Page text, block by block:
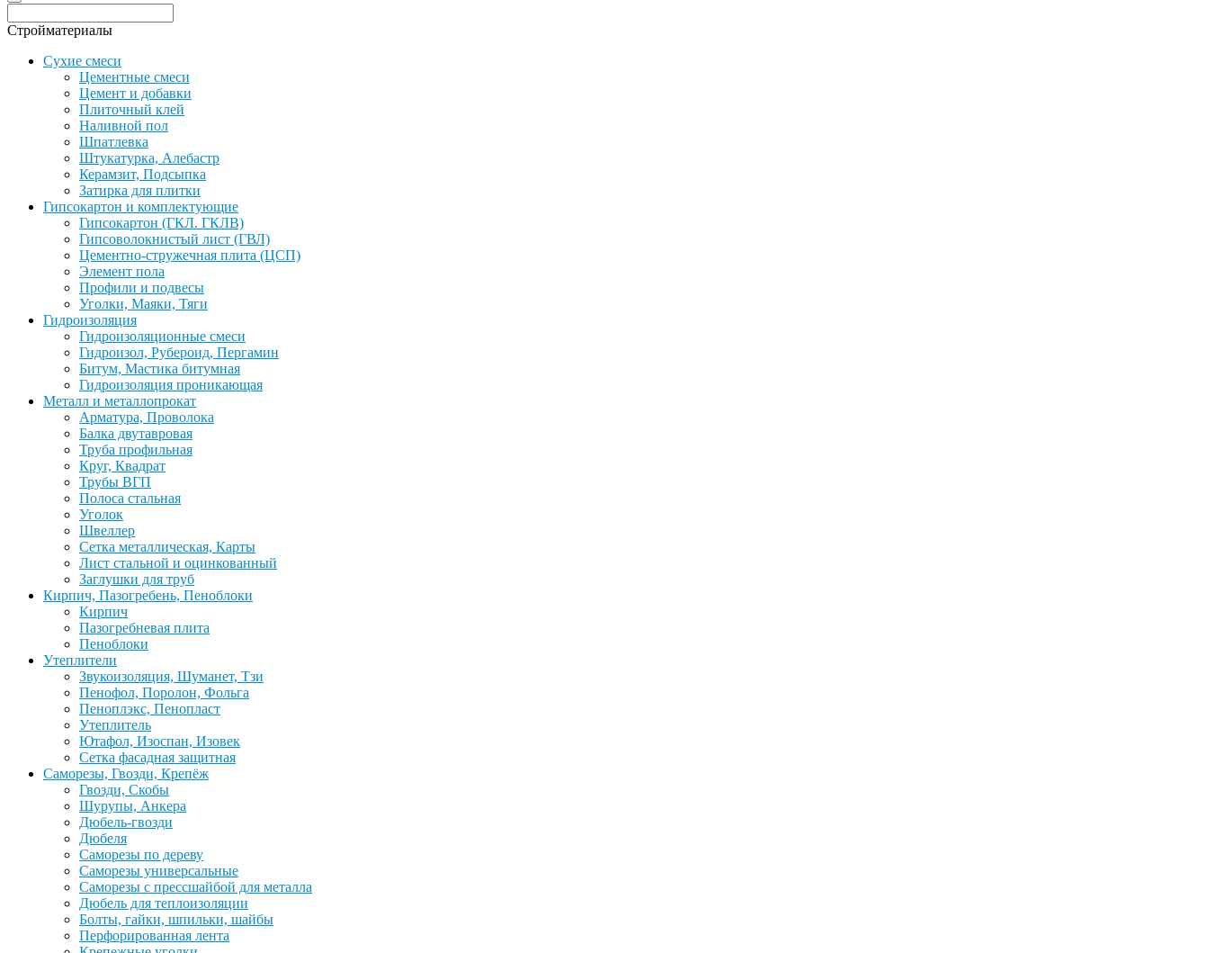
Стройматериалы
Сухие смеси
Цементные смеси
Цемент и добавки
Плиточный клей
Наливной пол
Шпатлевка
Штукатурка, Алебастр
Керамзит, Подсыпка
Затирка для плитки
Гипсокартон и комплектующие
Гипсокартон (ГКЛ. ГКЛВ)
Гипсоволокнистый лист (ГВЛ)
Цементно-стружечная плита (ЦСП)
Элемент пола
Профили и подвесы
Уголки, Маяки, Тяги
Гидроизоляция
Гидроизоляционные смеси
Гидроизол, Рубероид, Пергамин
Битум, Мастика битумная
Гидроизоляция проникающая
Металл и металлопрокат
Арматура, Проволока
Балка двутавровая
Труба профильная
Круг, Квадрат
Трубы ВГП
Полоса стальная
Уголок
Швеллер
Сетка металлическая, Карты
Лист стальной и оцинкованный
Заглушки для труб
Кирпич, Пазогребень, Пеноблоки
Кирпич
Пазогребневая плита
Пеноблоки
Утеплители
Звукоизоляция, Шуманет, Тзи
Пенофол, Поролон, Фольга
Пеноплэкс, Пенопласт
Утеплитель
Ютафол, Изоспан, Изовек
Сетка фасадная защитная
Саморезы, Гвозди, Крепёж
Гвозди, Скобы
Шурупы, Анкера
Дюбель-гвозди
Дюбеля
Саморезы по дереву
Саморезы универсальные
Саморезы с прессшайбой для металла
Дюбель для теплоизоляции
Болты, гайки, шпильки, шайбы
Перфорированная лента